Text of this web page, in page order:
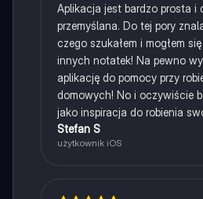
Aplikacja jest bardzo prosta i
przemyślana. Do tej pory
czego szukałem i mogłem
innych notatek! Na pewno
aplikację do pomocy przy
domowych! No i oczywiście
jako inspiracja do robienia
Stefan S
użytkownik iOS